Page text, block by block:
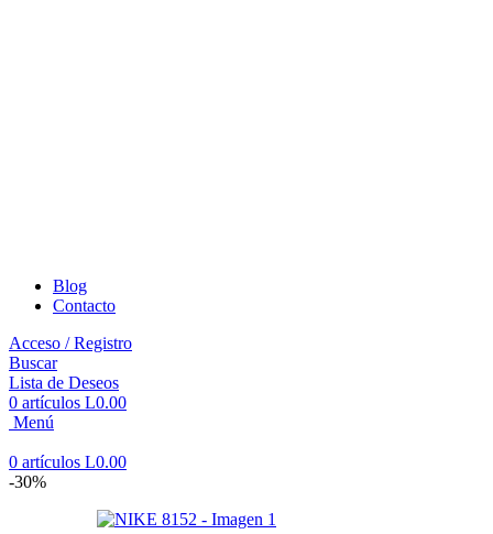
Blog
Contacto
Acceso / Registro
Buscar
Lista de Deseos
0 artículos L0.00
Menú
0 artículos L0.00
-30%